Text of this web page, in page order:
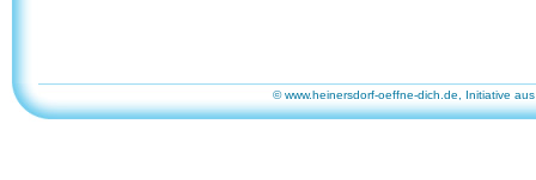
© www.heinersdorf-oeffne-dich.de, Initiative